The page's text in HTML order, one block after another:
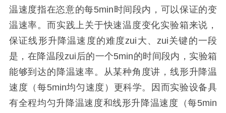
温速度指在恣意的每5min时间段内，可以保证的变
温速率。而实践上关于快速温度变化实验箱来说，
保证线形升降温速度的难度zui大、zui关键的一段
是，在降温段zui后的一个5min的时间段内，实验箱
能够到达的降温速率。从某种角度讲，线形升降温
速度（每5min均匀速度）更科学。因而实验设备具
有全程均匀升降温速度和线形升降温速度（每5min